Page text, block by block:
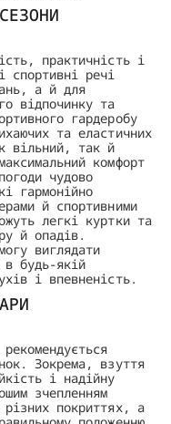
практичність і
спортивні речі
а й для
відпочинку та
гардеробу
та еластичних
вільний, так й
комфорт
чудово
гармонійно
й спортивними
легкі куртки та
й опадів.
виглядати
в будь-якій
і впевненість.
Зокрема, взуття
і надійну
зчепленням
різних покриттях, а